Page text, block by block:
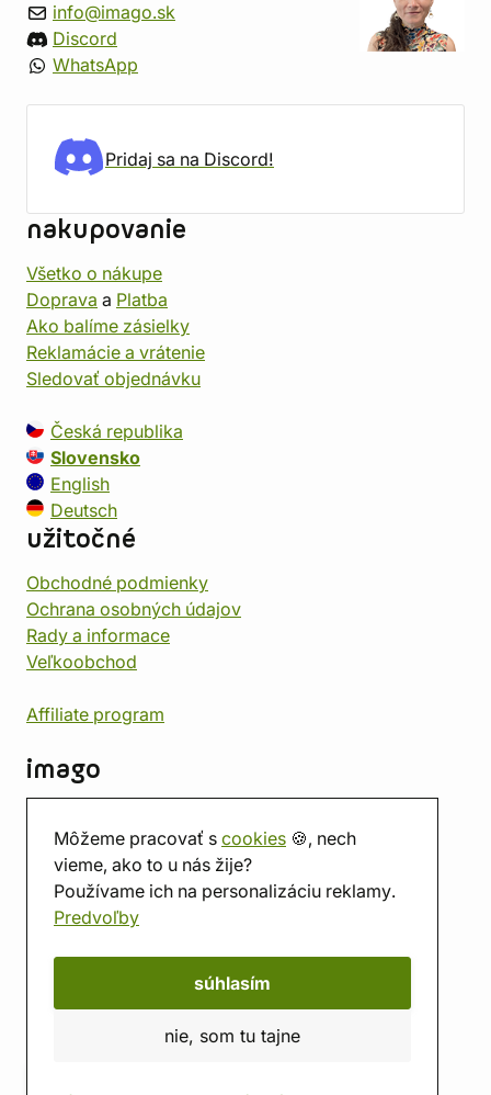
Môžeme pracovať s cookies 🍪, nech
vieme, ako to u nás žije?
Používame ich na personalizáciu reklamy.
Predvoľby
súhlasím
nie, som tu tajne
info@imago.sk
Discord
WhatsApp
Pridaj sa na Discord!
nakupovanie
Všetko o nákupe
Doprava a Platba
Ako balíme zásielky
Reklamácie a vrátenie
Sledovať objednávku
Česká republika
Slovensko
English
Deutsch
užitočné
Obchodné podmienky
Ochrana osobných údajov
Rady a informace
Veľkoobchod
Affiliate program
imago
Predajňa
Herňa
O nás
Hodnotenie obchodu